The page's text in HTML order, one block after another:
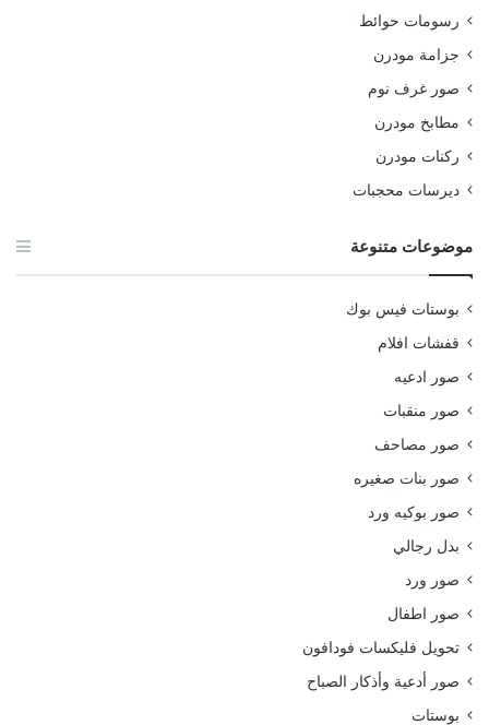
رسومات حوائط
جزامة مودرن
صور غرف نوم
مطابخ مودرن
ركنات مودرن
ديرسات محجبات
موضوعات متنوعة
بوستات فيس بوك
قفشات افلام
صور ادعيه
صور منقبات
صور مصاحف
صور بنات صغيره
صور بوكيه ورد
بدل رجالي
صور ورد
صور اطفال
تحويل فليكسات فودافون
صور أدعية وأذكار الصباح
بوستات